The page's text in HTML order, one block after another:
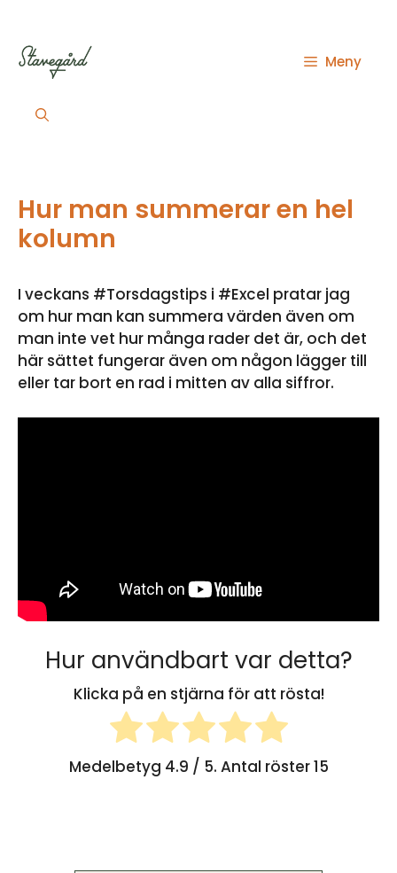
innehåll
Meny
Hur man summerar en hel
kolumn
I veckans #Torsdagstips i #Excel pratar jag
om hur man kan summera värden även om
man inte vet hur många rader det är, och det
här sättet fungerar även om någon lägger till
eller tar bort en rad i mitten av alla siffror.
Hur användbart var detta?
Klicka på en stjärna för att rösta!
Medelbetyg 4.9 / 5. Antal röster15